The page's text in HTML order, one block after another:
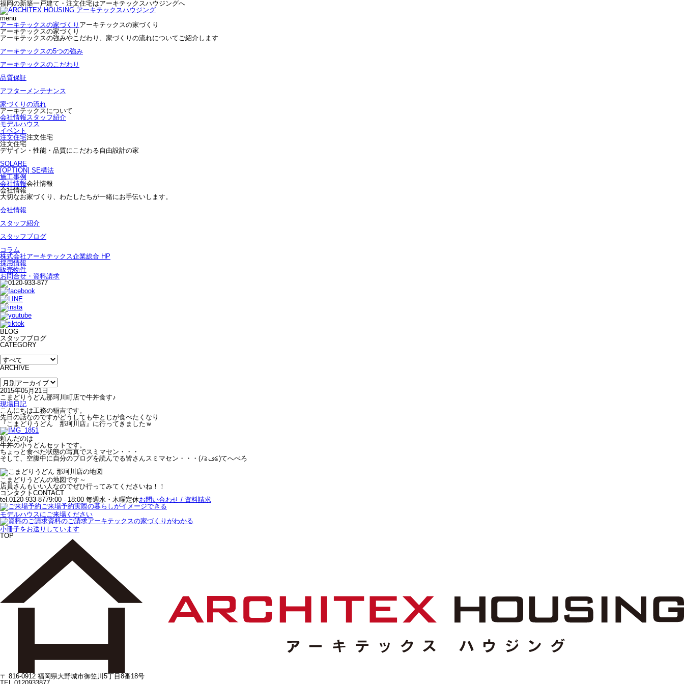
福岡の新築一戸建て・注文住宅はアーキテックスハウジングへ
menu
アーキテックスの家づくり アーキテックスの家づくり
アーキテックスの家づくり
アーキテックスの強みやこだわり、家づくりの流れについてご紹介します
アーキテックスの5つの強み
アーキテックスのこだわり
品質保証
アフターメンテナンス
家づくりの流れ
アーキテックスについて
会社情報スタッフ紹介
モデルハウス
イベント
注文住宅注文住宅
注文住宅
デザイン・性能・品質にこだわる自由設計の家
SOLARE
[OPTION] SE構法
施工事例
会社情報会社情報
会社情報
大切なお家づくり、わたしたちが一緒にお手伝いします。
会社情報
スタッフ紹介
スタッフブログ
コラム
株式会社アーキテックス企業総合 HP
採用情報
販売物件
お問合せ・資料請求
BLOG
スタッフブログ
CATEGORY
ARCHIVE
2015年05月21日
こまどりうどん那珂川町店で牛丼食す♪
現場日記
こんにちは工務の稲吉です。
先日の話なのですがどうしても牛とじが食べたくなり
『こまどりうどん 那珂川店』に行ってきましたｗ
頼んだのは
牛丼の小うどんセットです。
ちょっと食べた状態の写真でスミマセン・・・
そして、空腹中に自分のブログを読んでる皆さんスミマセン・・・(ﾉ≧ڡ≦)てへぺろ
こまどりうどんの地図です～
店員さんもいい人なのでぜひ行ってみてくださいね！！
コンタクト CONTACT
tel.0120-933-8779:00 - 18:00 毎週水・木曜定休お問い合わせ / 資料請求
ご来場予約実際の暮らしがイメージできる
モデルハウスにご来場ください
資料のご請求アーキテックスの家づくりがわかる
小冊子をお送りしています
TOP
〒 816-0912 福岡県大野城市御笠川5丁目8番18号